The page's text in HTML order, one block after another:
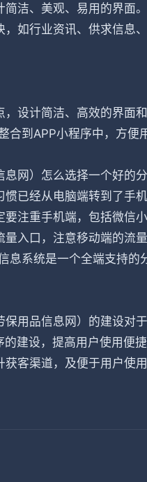
洁、美观、易用的界面。
如行业资讯、供求信息
设计简洁、高效的界面和
合到APP小程序中，方便
网）怎么选择一个好的分
惯已经从电脑端转到了手
注重手机端，包括微信
入口，注意移动端的流
息系统是一个全端支持
用品信息网）的建设对
建设，提高用户使用便
客渠道，及便于用户使